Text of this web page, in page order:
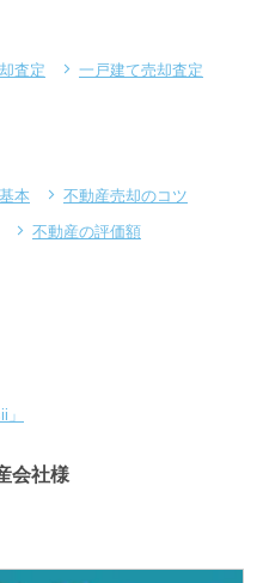
査定
一戸建て売却査定
本
不動産売却のコツ
不動産の評価額
会社様